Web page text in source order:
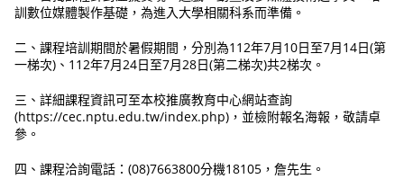
訓數位媒體製作基礎，為進入大學相關科系而準備。
二、課程培訓期間於暑假期間，分別為112年7月10日至7月14日(第
一梯次)、112年7月24日至7月28日(第二梯次)共2梯次。
三、詳細課程資訊可至本校推廣教育中心網站查詢
(https://cec.nptu.edu.tw/index.php)，並檢附報名海報，敬請卓
參。
四、課程洽詢電話：(08)7663800分機18105，詹先生。